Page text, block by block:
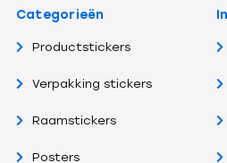
Categorieën
Productstickers
Verpakking stickers
Raamstickers
Posters